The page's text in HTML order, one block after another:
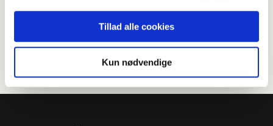
Tillad alle cookies
Kun nødvendige
Tilmeld digNySpå tidsskriftets hjemmeside, og få besked
når næste nummer udkommer.